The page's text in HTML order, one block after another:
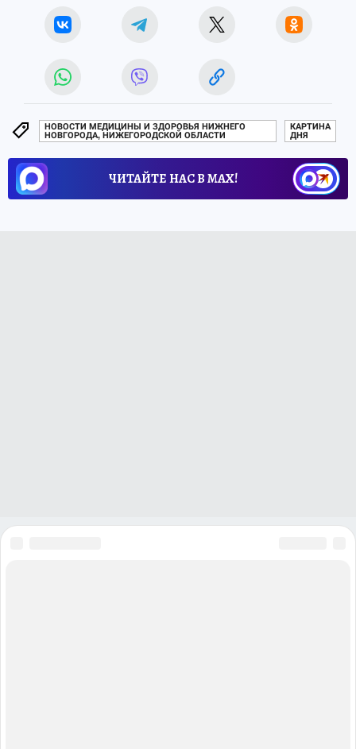
НОВОСТИ МЕДИЦИНЫ И ЗДОРОВЬЯ НИЖНЕГО
НОВГОРОДА, НИЖЕГОРОДСКОЙ ОБЛАСТИ
КАРТИНА
ДНЯ
ЧИТАЙТЕ НАС В МАХ!